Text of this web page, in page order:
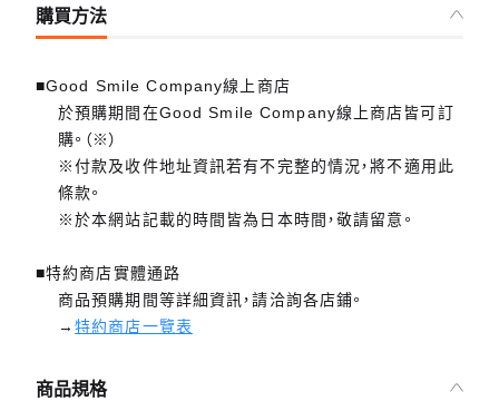
購買方法
■Good Smile Company線上商店
於預購期間在Good Smile Company線上商店皆可訂
購。（※）
※付款及收件地址資訊若有不完整的情況，將不適用此
條款。
※於本網站記載的時間皆為日本時間，敬請留意。
■特約商店實體通路
商品預購期間等詳細資訊，請洽詢各店鋪。
→特約商店一覽表
商品規格